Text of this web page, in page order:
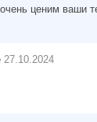
ценим ваши
27.10.2024